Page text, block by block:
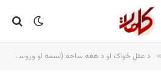
» د عقل ځواک او د هغه ساحه (لسمه او وروستۍبرخه)